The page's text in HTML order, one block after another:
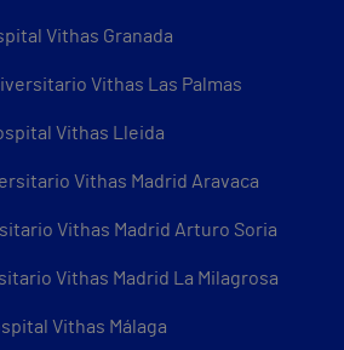
Vithas Granada
Vithas Las Palmas
Vithas Lleida
Vithas Madrid Aravaca
Vithas Madrid Arturo Soria
Vithas Madrid La Milagrosa
Vithas Málaga